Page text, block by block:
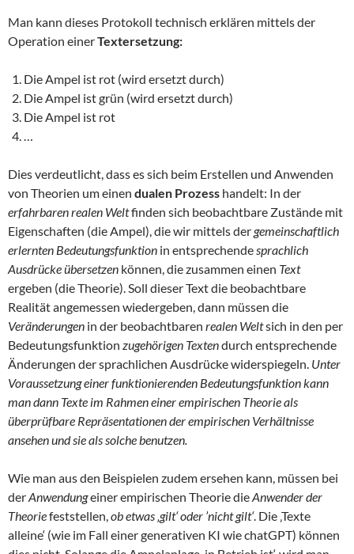
Man kann dieses Protokoll technisch erklären mittels der
Operation einerTextersetzung:
Die Ampel ist rot (wird ersetzt durch)
Die Ampel ist grün (wird ersetzt durch)
Die Ampel ist rot
…
Dies verdeutlicht, dass es sich beim Erstellen und Anwenden
von Theorien um einen dualen Prozess handelt: In der
erfahrbaren realen Weltfinden sich beobachtbare Zustände mit
Eigenschaften (die Ampel), die wir mittels der gemeinschaftlich
erlernten Bedeutungsfunktion in entsprechendesprachlich
Ausdrücke übersetzen können, die zusammen einen Text
ergeben (die Theorie). Soll dieser Text die beobachtbare
Realität angemessen wiedergeben, dann müssen die
Veränderungen in der beobachtbaren realen Weltsich in den per
Bedeutungsfunktion zugehörigen Textendurch entsprechende
Änderungen der sprachlichen Ausdrücke widerspiegeln. Unter
Voraussetzung einer funktionierenden Bedeutungsfunktion kann
man dann Texte im Rahmen einer empirischen Theorie als
überprüfbare Repräsentationen der empirischen Verhältnisse
ansehen und sie als solche benutzen.
Wie man aus den Beispielen zudem ersehen kann, müssen bei
derAnwendungeiner empirischen Theorie dieAnwender der
Theoriefeststellen,ob etwas ‚gilt‘ oder ’nicht gilt‘. Die ‚Texte
alleine‘ (wie im Fall einer generativen KI wie chatGPT) können